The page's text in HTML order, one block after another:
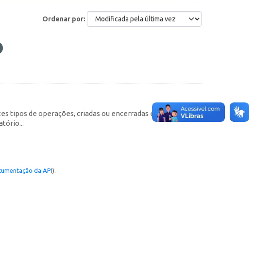
Ordenar por
tipos de operações, criadas ou encerradas em cada
da API).